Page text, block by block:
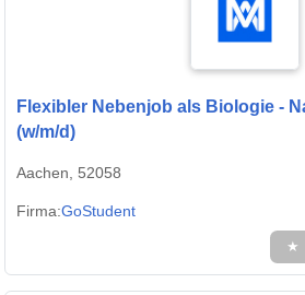
Flexibler Nebenjob als Biologie -
(w/m/d)
Aachen, 52058
Firma:GoStudent
★